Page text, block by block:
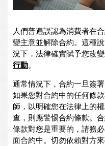
人們普遍誤認為消費者在
變主意並解除合約。這種
況下，法律確實賦予您改
行動。
通常情況下，合約一旦簽
如果您對合約中的任何條
師，以明確您在法律上的
查，則應警惕合約條款。
條款對您是重要的，請務
面合約中。切勿依賴對方